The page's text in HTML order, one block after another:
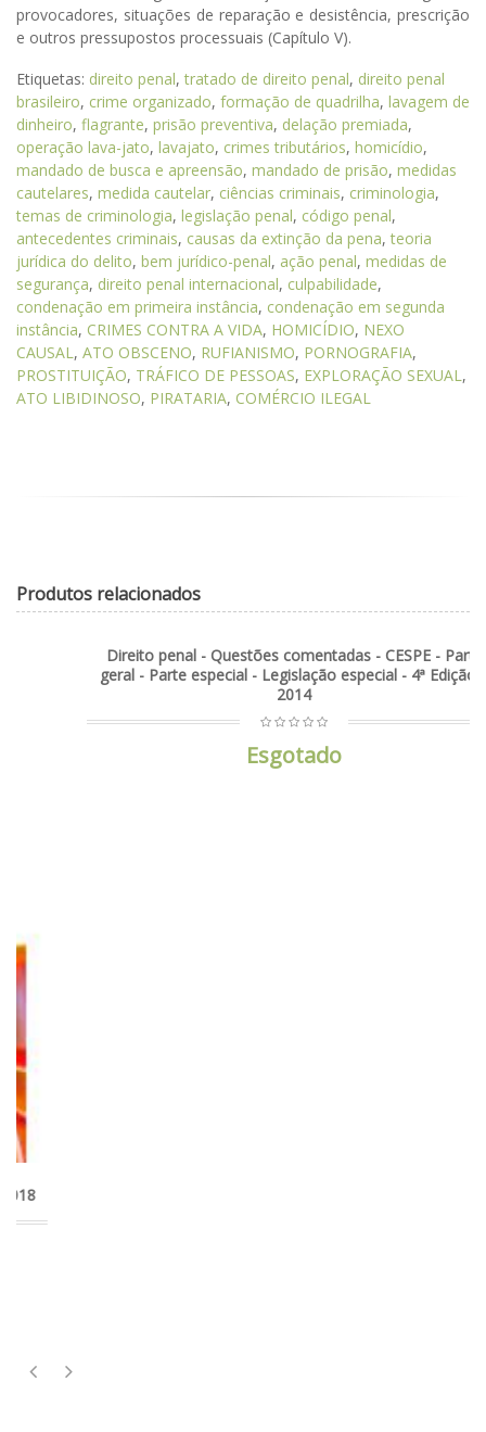
provocadores, situações de reparação e desistência, prescrição
e outros pressupostos processuais (Capítulo V).
Etiquetas: direito penal,tratado de direito penal, direito penal
brasileiro, crime organizado, formação de quadrilha, lavagem de
dinheiro, flagrante, prisão preventiva, delação premiada,
operação lava-jato, lavajato, crimes tributários, homicídio,
mandado de busca e apreensão, mandado de prisão, medidas
cautelares, medida cautelar, ciências criminais, criminologia,
temas de criminologia, legislação penal, código penal,
antecedentes criminais, causas da extinção da pena,teoria
jurídica do delito, bem jurídico-penal, ação penal, medidas de
segurança, direito penal internacional, culpabilidade,
condenação em primeira instância, condenação em segunda
instância, CRIMES CONTRA A VIDA, HOMICÍDIO, NEXO
CAUSAL , ATO OBSCENO, RUFIANISMO, PORNOGRAFIA,
PROSTITUIÇÃO, TRÁFICO DE PESSOAS, EXPLORAÇÃO SEXUAL ,
ATO LIBIDINOSO, PIRATARIA, COMÉRCIO ILEGAL
Produtos relacionados